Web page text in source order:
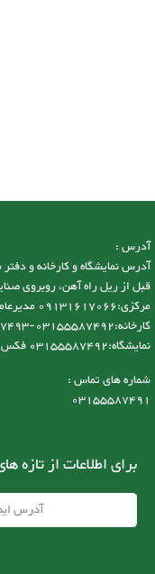
آدرس :
قبل از ریل راه آهن، روبروی
نمایشگاه:03155587492 فکس:03155587493
شماره های تماس :
03155587491
برای اطلاعات از تازه